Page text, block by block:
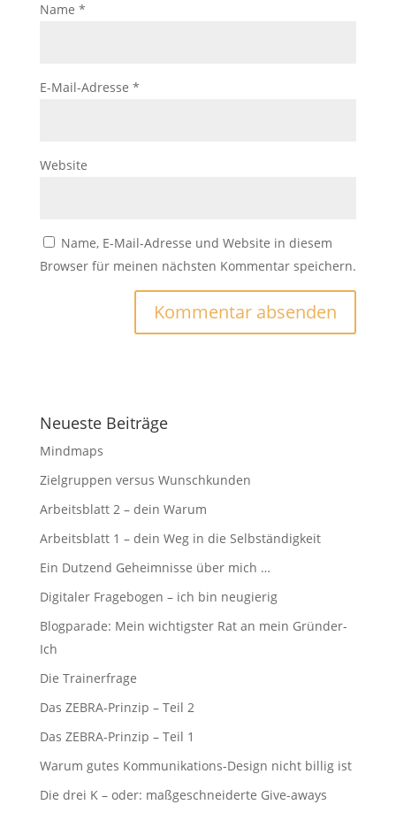
Name *
E-Mail-Adresse *
Website
Name, E-Mail-Adresse und Website in diesem
Browser für meinen nächsten Kommentar speichern.
Neueste Beiträge
Mindmaps
Zielgruppen versus Wunschkunden
Arbeitsblatt 2 – dein Warum
Arbeitsblatt 1 – dein Weg in die Selbständigkeit
Ein Dutzend Geheimnisse über mich …
Digitaler Fragebogen – ich bin neugierig
Blogparade: Mein wichtigster Rat an mein Gründer-
Ich
Die Trainerfrage
Das ZEBRA-Prinzip – Teil 2
Das ZEBRA-Prinzip – Teil 1
Warum gutes Kommunikations-Design nicht billig ist
Die drei K – oder: maßgeschneiderte Give-aways